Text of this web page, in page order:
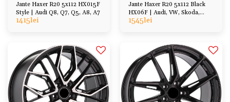
Jante Haxer R20 5x112 HX015F
Style | Audi Q8, Q7, Q5, A8, A7
1415lei
Jante Haxer R20 5x112 Black
HX06F | Audi, VW, Skoda,
BMW, Mercedes
1545lei